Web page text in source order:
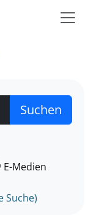
Sie suchen wollen.
E-Medien
Suche)